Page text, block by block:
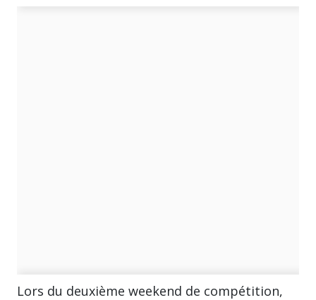
Lors du deuxième weekend de compétition,